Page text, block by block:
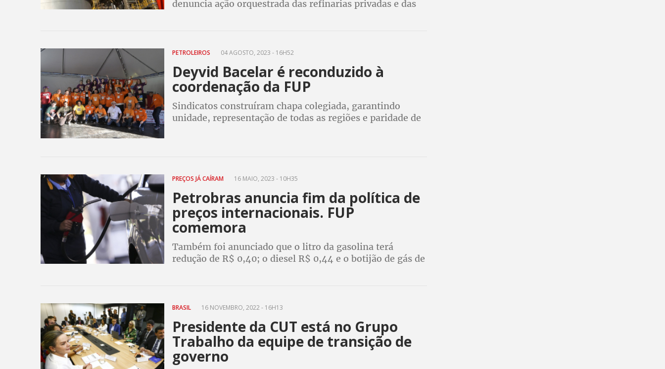
denuncia ação orquestrada das refinarias privadas e das
PETROLEIROS 04 AGOSTO, 2023 - 16H52
Deyvid Bacelar é reconduzido à
coordenação da FUP
Sindicatos construíram chapa colegiada, garantindo
unidade, representação de todas as regiões e paridade de
PREÇOS JÁ CAÍRAM 16 MAIO, 2023 - 10H35
Petrobras anuncia fim da política de
preços internacionais. FUP
comemora
Também foi anunciado que o litro da gasolina terá
redução de R$ 0,40; o diesel R$ 0,44 e o botijão de gás de
BRASIL 16 NOVEMBRO, 2022 - 16H13
Presidente da CUT está no Grupo
Trabalho da equipe de transição de
governo